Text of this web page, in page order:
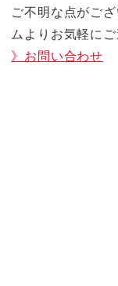
ご不明な点がご
ムよりお気軽にご
》お問い合わせ